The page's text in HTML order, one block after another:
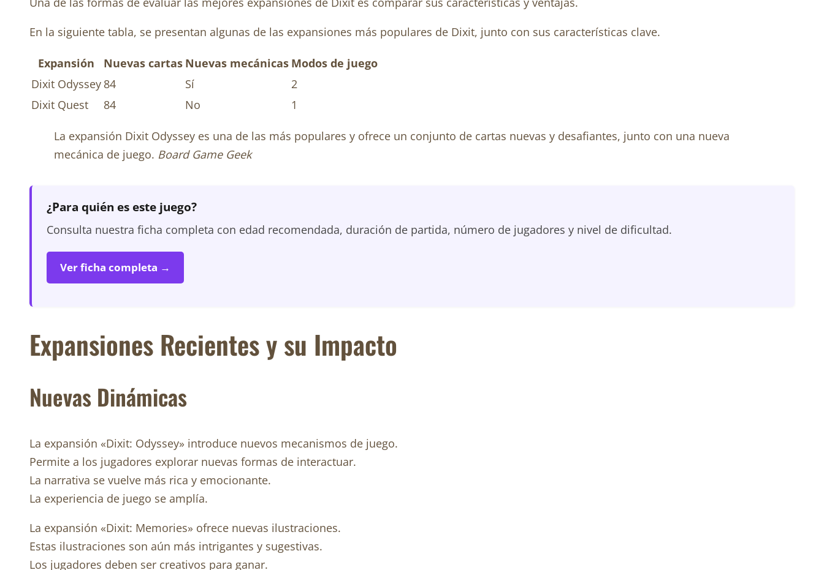
En la siguiente tabla, se presentan algunas de las expansiones más populares de Dixit, junto con sus características clave.
Expansión Nuevas cartas Nuevas mecánicas Modos de juego
Dixit Odyssey 84 Sí
2
Dixit Quest
84 No 1
La expansión Dixit Odyssey es una de las más populares y ofrece un conjunto de cartas nuevas y desafiantes, junto con una nueva
mecánica de juego. Board Game Geek
¿Para quién es este juego?
Consulta nuestra ficha completa con edad recomendada, duración de partida, número de jugadores y nivel de dificultad.
Ver ficha completa →
Expansiones Recientes y su Impacto
Nuevas Dinámicas
La expansión «Dixit: Odyssey» introduce nuevos mecanismos de juego.
Permite a los jugadores explorar nuevas formas de interactuar.
La narrativa se vuelve más rica y emocionante.
La experiencia de juego se amplía.
La expansión «Dixit: Memories» ofrece nuevas ilustraciones.
Estas ilustraciones son aún más intrigantes y sugestivas.
Los jugadores deben ser creativos para ganar.